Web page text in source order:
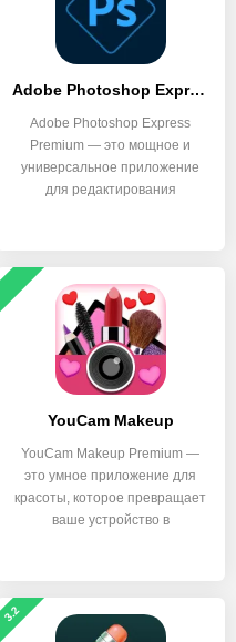
Adobe Photoshop Express
Adobe Photoshop Express
Premium — это мощное и
универсальное приложение
для редактирования
YouCam Makeup
YouCam Makeup Premium —
это умное приложение для
красоты, которое превращает
ваше устройство в
3.2